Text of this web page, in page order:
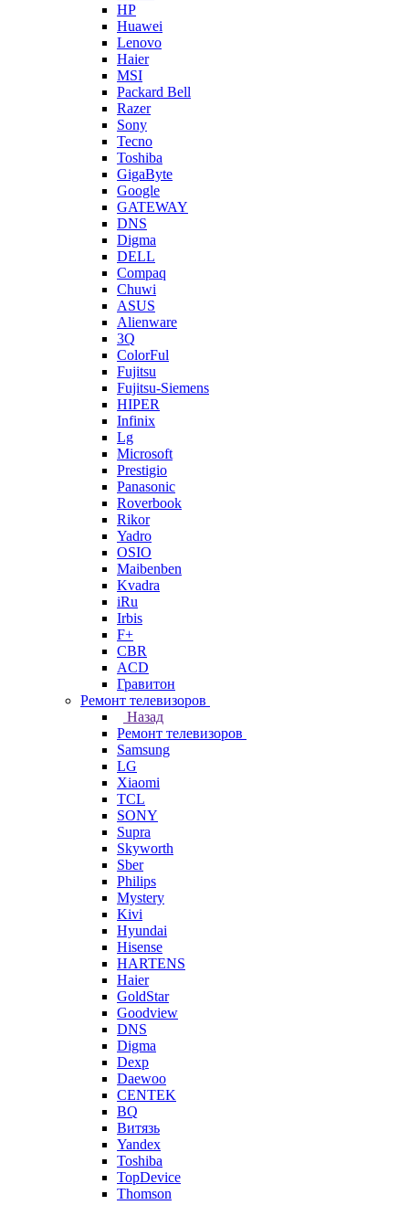
HP
Huawei
Lenovo
Haier
MSI
Packard Bell
Razer
Sony
Tecno
Toshiba
GigaByte
Google
GATEWAY
DNS
Digma
DELL
Compaq
Chuwi
ASUS
Alienware
3Q
ColorFul
Fujitsu
Fujitsu-Siemens
HIPER
Infinix
Lg
Microsoft
Prestigio
Panasonic
Roverbook
Rikor
Yadro
OSIO
Maibenben
Kvadra
iRu
Irbis
F+
CBR
ACD
Гравитон
Ремонт телевизоров
Назад
Ремонт телевизоров
Samsung
LG
Xiaomi
TCL
SONY
Supra
Skyworth
Sber
Philips
Mystery
Kivi
Hyundai
Hisense
HARTENS
Haier
GoldStar
Goodview
DNS
Digma
Dexp
Daewoo
CENTEK
BQ
Витязь
Yandex
Toshiba
TopDevice
Thomson